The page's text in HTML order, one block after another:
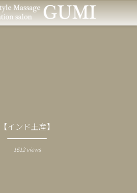
【インド土産】
1612 views